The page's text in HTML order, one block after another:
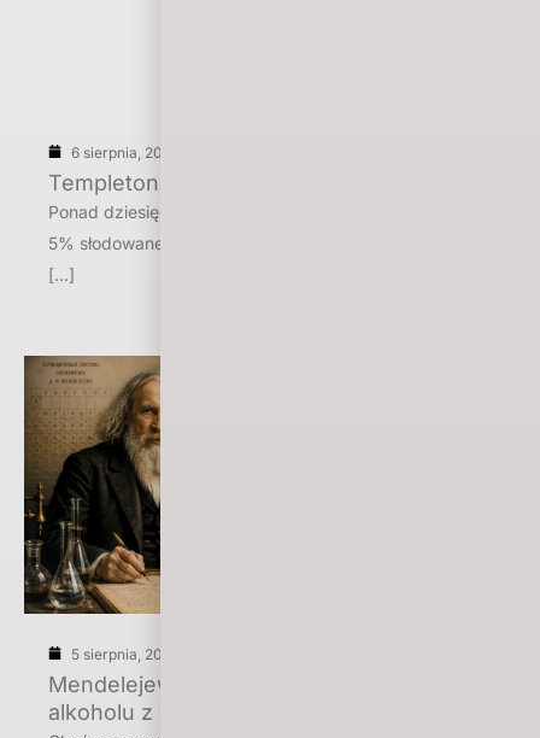
6 sierpnia, 2026
Templeton Rye Barrel Strength 2023
Ponad dziesięć lat leżakowania, mashbill to: 95% żyta i
5% słodowanego jęczmienia, zabutelkowana z mocą
[…]
5 sierpnia, 2026
Mendelejewa rozprawa o połączeniu
alkoholu z wodą